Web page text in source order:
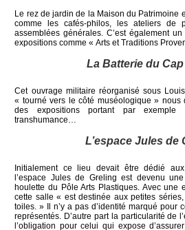
Le rez de jardin de la Maison du Patrimoine
comme les cafés-philos, les ateliers de
assemblées générales. C’est également
expositions comme « Arts et Traditions
La Batterie du
Cet ouvrage militaire réorganisé sous
« tourné vers le côté muséologique » nous
des expositions portant par
transhumance…
L’espace Jules de
Initialement ce lieu devait être dédié
l’espace Jules de Greling est devenu
houlette du Pôle Arts Plastiques. Avec une
cette salle « est destinée aux petites
toiles. » Il n’y a pas d’identité marqué pour
représentés. D’autre part la particularité de
l’obligation pour celui qui expose